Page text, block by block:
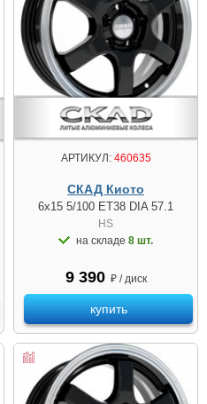
АРТИКУЛ:460635
СКАД Киото
6x15 5/100 ET38 DIA 57.1
HS
на складе 8 шт.
9 390 ₽ / диск
купить